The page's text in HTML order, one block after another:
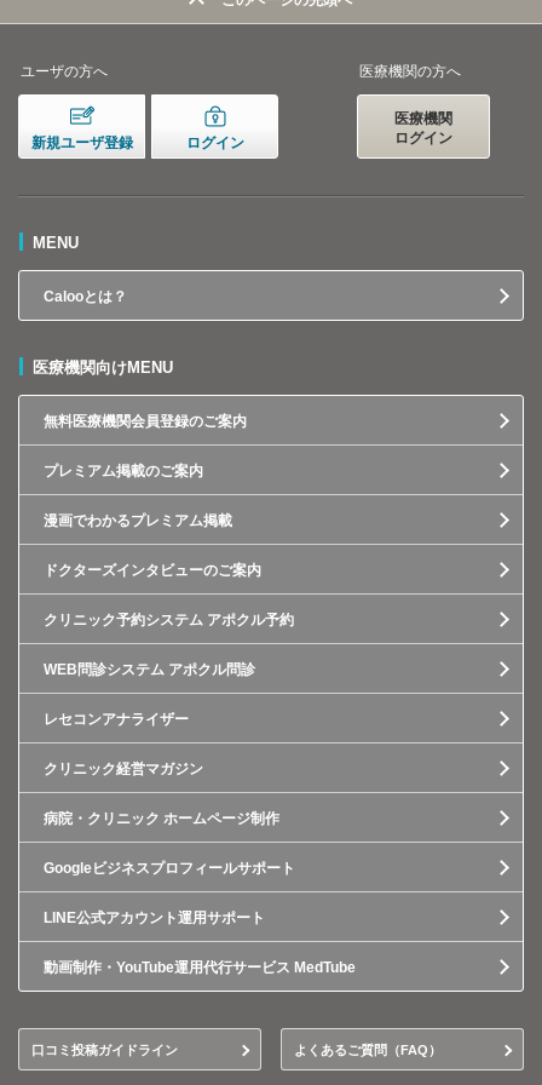
ユーザの方へ
新規ユーザ登録 ログイン
医療機関の方へ
医療機関
ログイン
MENU
Calooとは？
医療機関向けMENU
無料医療機関会員登録のご案内
プレミアム掲載のご案内
漫画でわかるプレミアム掲載
ドクターズインタビューのご案内
クリニック予約システム アポクル予約
WEB問診システム アポクル問診
レセコンアナライザー
クリニック経営マガジン
病院・クリニック ホームページ制作
Googleビジネスプロフィールサポート
LINE公式アカウント運用サポート
動画制作・YouTube運用代行サービス MedTube
口コミ投稿ガイドライン よくあるご質問（FAQ）